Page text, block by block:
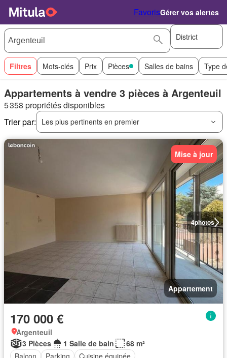
FavorisGérer vos alertes
District
Filtres Mots-clés Prix Pièces Salles de bains Type
Appartements à vendre 3 pièces à Argenteuil
5 358 propriétés disponibles
Trier par:
Les plus pertinents en premier
4photos
Mise à jour
Appartement
170 000 €
Argenteuil
3 Pièces
1 Salle de bain
68 m²
Balcon
Parking Cuisine équipée